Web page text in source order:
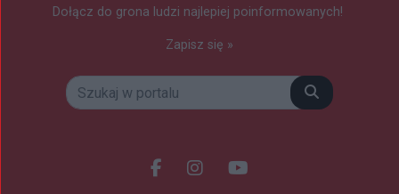
Dołącz do grona ludzi najlepiej poinformowanych!
Zapisz się »
Szukaj
Facebook.com
Instagram.com
Youtube.com